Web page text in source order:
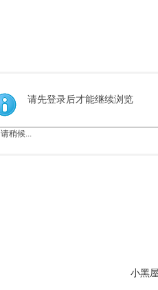
请先登录后才能继续浏览
请稍候...
小黑